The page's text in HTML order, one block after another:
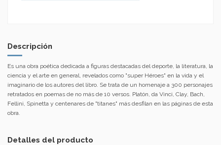
Descripción
Es una obra poética dedicada a figuras destacadas del deporte, la literatura, la
ciencia y el arte en general, revelados como "super Héroes" en la vida y el
imaginario de los autores del libro. Se trata de un homenaje a 300 personajes
retratados en poemas de no más de 10 versos. Platón, da Vinci, Clay, Bach,
Fellini, Spinetta y centenares de "titanes" más desfilan en las páginas de esta
obra.
Detalles del producto